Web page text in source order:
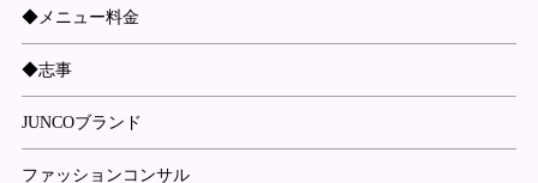
◆メニュー料金
◆志事
JUNCOブランド
ファッションコンサル